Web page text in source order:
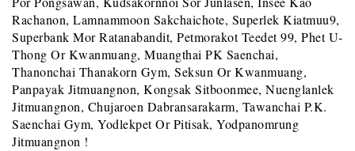
Rachanon, Lamnammoon Sakchaichote, Superlek Kiatmuu9,
Superbank Mor Ratanabandit, Petmorakot Teedet 99, Phet U-
Thong Or Kwanmuang, Muangthai PK Saenchai,
Thanonchai Thanakorn Gym, Seksun Or Kwanmuang,
Panpayak Jitmuangnon, Kongsak Sitboonmee, Nuenglanlek
Jitmuangnon, Chujaroen Dabransarakarm, Tawanchai P.K.
Saenchai Gym, Yodlekpet Or Pitisak, Yodpanomrung
Jitmuangnon !